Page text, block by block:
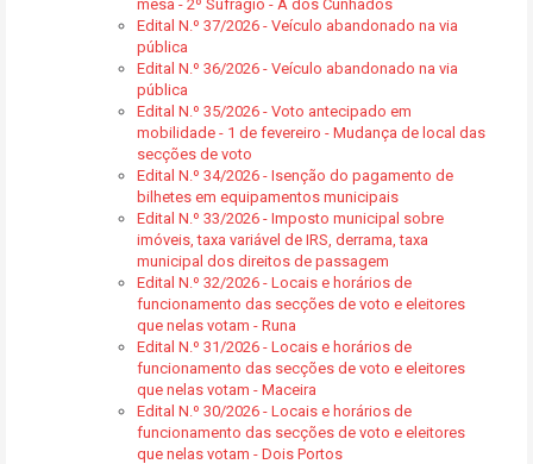
mesa - 2º Sufrágio - A dos Cunhados
Edital N.º 37/2026 - Veículo abandonado na via
pública
Edital N.º 36/2026 - Veículo abandonado na via
pública
Edital N.º 35/2026 - Voto antecipado em
mobilidade - 1 de fevereiro - Mudança de local das
secções de voto
Edital N.º 34/2026 - Isenção do pagamento de
bilhetes em equipamentos municipais
Edital N.º 33/2026 - Imposto municipal sobre
imóveis, taxa variável de IRS, derrama, taxa
municipal dos direitos de passagem
Edital N.º 32/2026 - Locais e horários de
funcionamento das secções de voto e eleitores
que nelas votam - Runa
Edital N.º 31/2026 - Locais e horários de
funcionamento das secções de voto e eleitores
que nelas votam - Maceira
Edital N.º 30/2026 - Locais e horários de
funcionamento das secções de voto e eleitores
que nelas votam - Dois Portos